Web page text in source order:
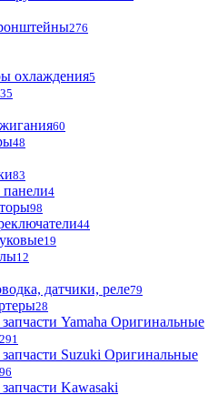
276
охлаждения5
35
60
48
83
4
98
44
19
12
датчики, реле79
28
Оригинальные
291
Оригинальные